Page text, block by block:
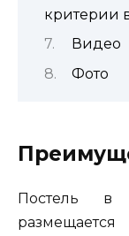
критерии
Видео
Фото
Постель в